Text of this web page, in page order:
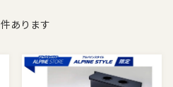
件あります